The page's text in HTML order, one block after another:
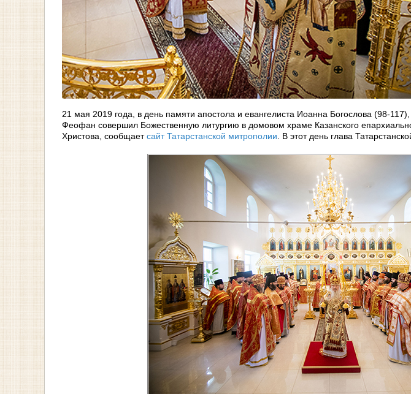
21 мая 2019 года, в день памяти апостола и евангелиста Иоанна Богослова (98-
Феофан совершил Божественную литургию в домовом храме Казанского
Христова, сообщаетсайт Татарстанской митрополии . В этот день глава